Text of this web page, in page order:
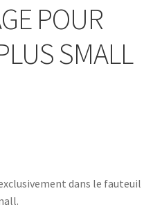
POUR
SMALL
dans le fauteuil